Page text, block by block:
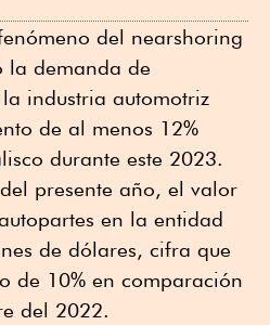
del nearshoring
la demanda de
industria automotriz
de al menos 12%
durante este 2023.
presente año, el valor
en la entidad
de dólares, cifra que
de 10% en comparación
del 2022.